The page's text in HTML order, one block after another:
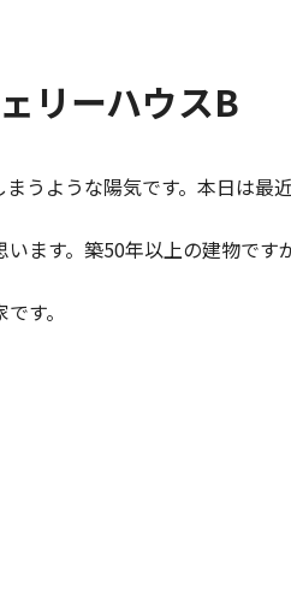
リーハウスB
うような陽気です。本日は
ます。築50年以上の建物で
す。